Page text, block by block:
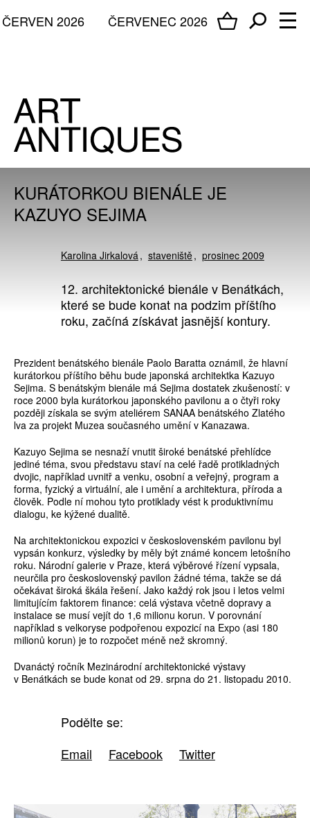
ČERVENEC 2026
ČERVEN 2026
KURÁTORKOU BIENÁLE JE
KAZUYO SEJIMA
Karolina Jirkalová staveniště prosinec 2009
12. architektonické bienále v Benátkách,
které se bude konat na podzim příštího
roku, začíná získávat jasnější kontury.
Prezident benátského bienále Paolo Baratta oznámil, že hlavní
kurátorkou příštího běhu bude japonská architektka Kazuyo
Sejima. S benátským bienále má Sejima dostatek zkušeností: v
roce 2000 byla kurátorkou japonského pavilonu a o čtyři roky
později získala se svým ateliérem SANAA benátského Zlatého
lva za projekt Muzea současného umění v Kanazawa.
Kazuyo Sejima se nesnaží vnutit široké benátské přehlídce
jediné téma, svou představu staví na celé řadě protikladných
dvojic, například uvnitř a venku, osobní a veřejný, program a
forma, fyzický a virtuální, ale i umění a architektura, příroda a
člověk. Podle ní mohou tyto protiklady vést k produktivnímu
dialogu, ke kýžené dualitě.
Na architektonickou expozici v československém pavilonu byl
vypsán konkurz, výsledky by měly být známé koncem letošního
roku. Národní galerie v Praze, která výběrové řízení vypsala,
neurčila pro československý pavilon žádné téma, takže se dá
očekávat široká škála řešení. Jako každý rok jsou i letos velmi
limitujícím faktorem finance: celá výstava včetně dopravy a
instalace se musí vejít do 1,6 milionu korun. V porovnání
například s velkoryse podpořenou expozicí na Expo (asi 180
milionů korun) je to rozpočet méně než skromný.
Dvanáctý ročník Mezinárodní architektonické výstavy
v Benátkách se bude konat od 29. srpna do 21. listopadu 2010.
Podělte se:
Email
Facebook Twitter